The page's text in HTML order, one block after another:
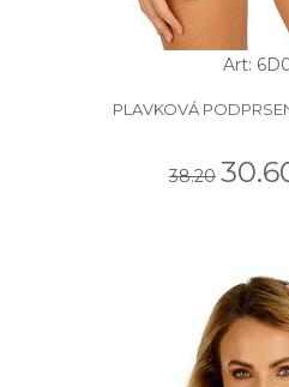
Art:
PLAVKOVÁ
38.20